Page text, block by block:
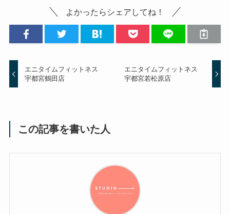
よかったらシェアしてね！
エニタイムフィットネス
宇都宮鶴田店
エニタイムフィットネス
宇都宮若松原店
この記事を書いた人